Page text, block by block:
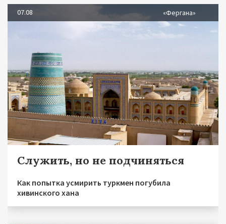
07.08 «Фергана»
Служить, но не подчиняться
Как попытка усмирить туркмен погубила
хивинского хана